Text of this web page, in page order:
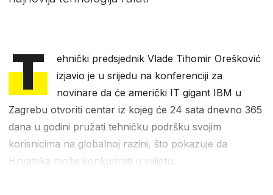
T
ehnički predsjednik Vlade Tihomir Orešković
izjavio je u srijedu na konferenciji za
novinare da će američki IT gigant IBM u
Zagrebu otvoriti centar iz kojeg će 24 sata dnevno 365
dana u godini pružati tehničku podršku svojim
korisnicima na globalnoj razini, što pokazuje da
Hrvatska može konkurirati u svijetu.